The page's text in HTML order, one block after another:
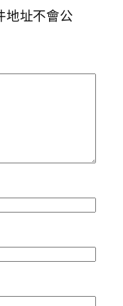
地址不會公